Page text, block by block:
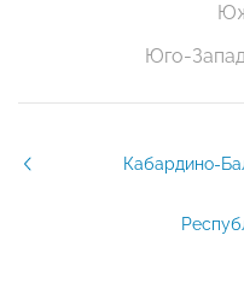
Юго-
Кабардино-